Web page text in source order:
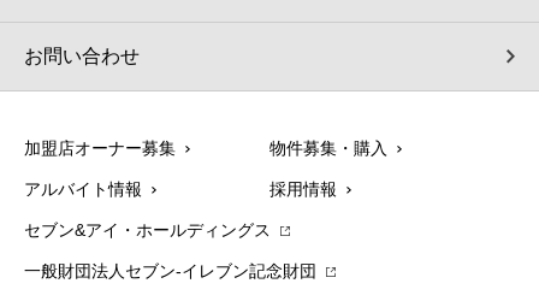
お問い合わせ
加盟店オーナー募集 物件募集・購入
アルバイト情報 採用情報
セブン&アイ・ホールディングス
一般財団法人セブン-イレブン記念財団